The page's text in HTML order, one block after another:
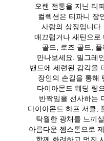
오랜 전통을 지닌 티
컬렉션은 티파니 장
사랑의 상징입니다
매끄럽거나 새틴으로
골드, 로즈 골드,
만나보세요. 밀그레
밴드에 세련된 감각을
장인의 손길을 통해
다이아몬드 웨딩 링
반짝임을 선사하는
다이아몬드 하프 서클,
탁월한 광채를 느끼
아름다운 젬스톤으로